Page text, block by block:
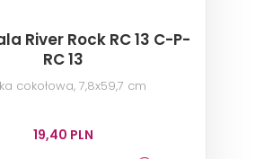
River Rock RC 13 C-P-
RC 13
cokołowa, 7,8x59,7 cm
19,40 PLN